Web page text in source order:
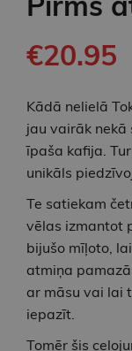
€20.95
Kādā nelielā
jau vairāk
īpaša kafija.
unikāls
Te satiekam
vēlas izmantot
bijušo mīļoto,
atmiņa
ar māsu vai lai
iepazīt.
Tomēr šis